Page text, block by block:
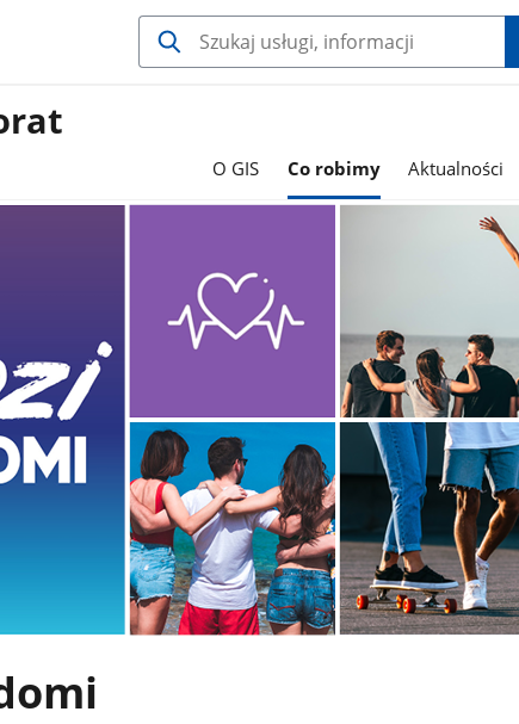
O GIS Co robimy Aktualności